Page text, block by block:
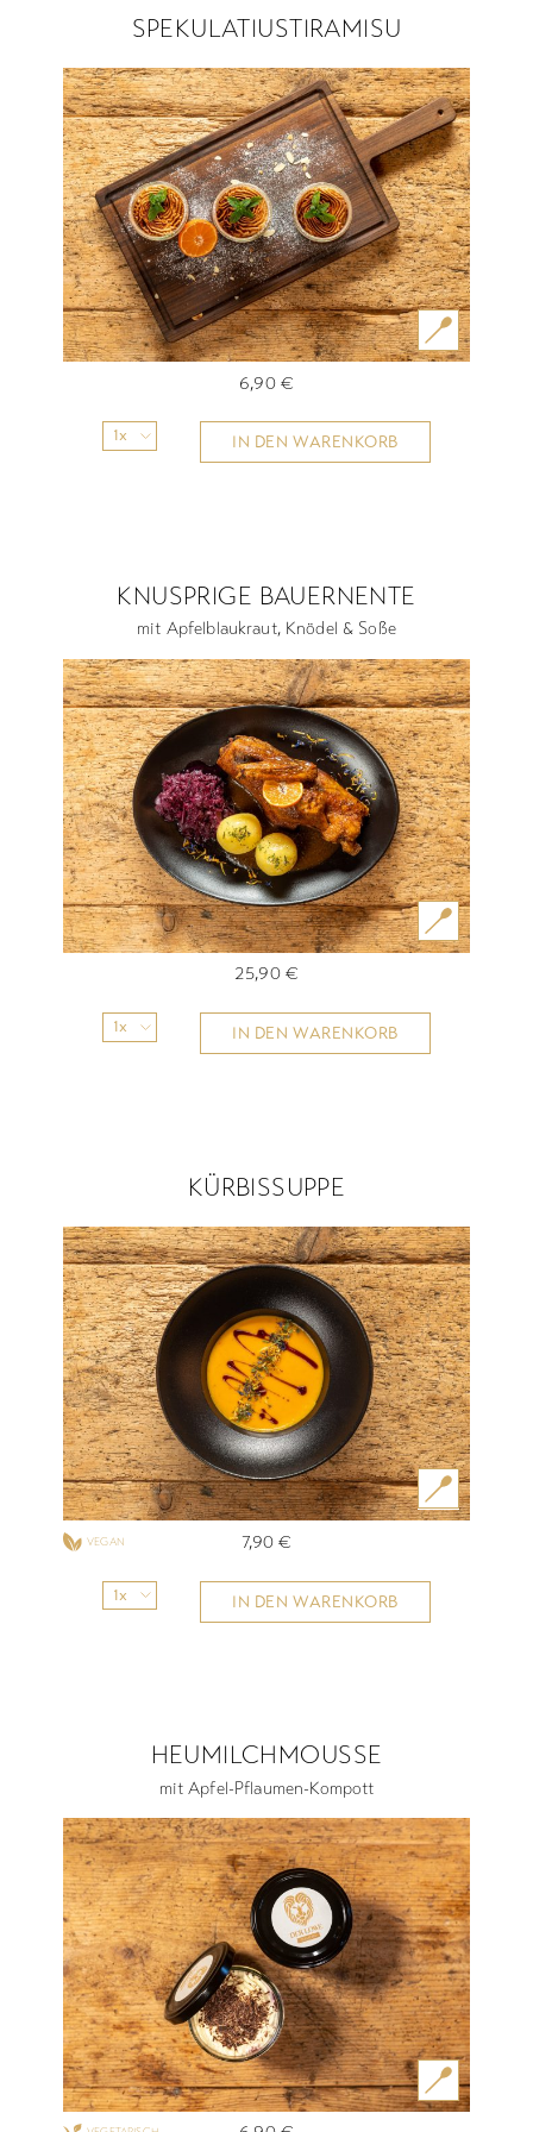
SPEKULATIUSTIRAMISU
6,90 €
1x IN DEN WARENKORB
KNUSPRIGE BAUERNENTE
mit Apfelblaukraut, Knödel & Soße
25,90 €
1x IN DEN WARENKORB
VEGAN
KÜRBISSUPPE
7,90€
1x IN DEN WARENKORB
HEUMILCHMOUSSE
mit Apfel-Pflaumen-Kompott